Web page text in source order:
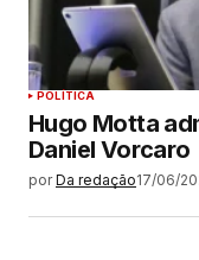
POLÍTICA
Hugo Motta
Daniel Vorcaro
por Da redação17/06/